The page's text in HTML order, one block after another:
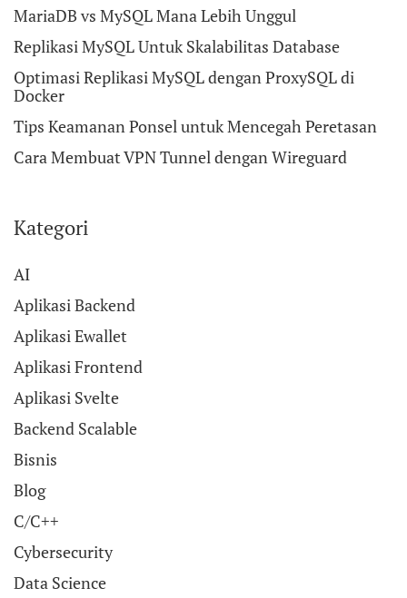
MariaDB vs MySQL Mana Lebih Unggul
Replikasi MySQL Untuk Skalabilitas Database
Optimasi Replikasi MySQL dengan ProxySQL di
Docker
Tips Keamanan Ponsel untuk Mencegah Peretasan
Cara Membuat VPN Tunnel dengan Wireguard
Kategori
AI
Aplikasi Backend
Aplikasi Ewallet
Aplikasi Frontend
Aplikasi Svelte
Backend Scalable
Bisnis
Blog
C/C++
Cybersecurity
Data Science